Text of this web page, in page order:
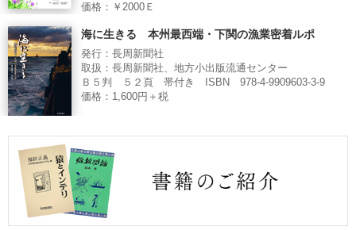
価格：￥2000Ｅ
海に生きる 本州最西端・下関の漁業密着ルポ
発行：長周新聞社
取扱：長周新聞社、地方小出版流通センター
Ｂ５判 ５２頁 帯付き ISBN 978-4-9909603-3-9
価格：1,600円＋税